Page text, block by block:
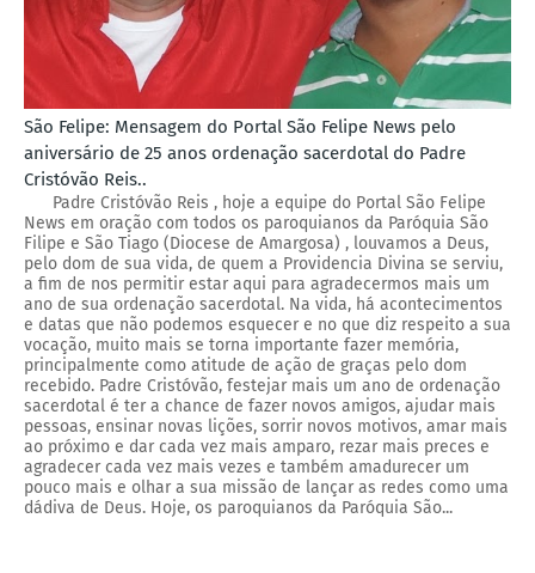
São Felipe: Mensagem do Portal São Felipe News pelo
aniversário de 25 anos ordenação sacerdotal do Padre
Cristóvão Reis..
Padre Cristóvão Reis , hoje a equipe do Portal São Felipe
News em oração com todos os paroquianos da Paróquia São
Filipe e São Tiago (Diocese de Amargosa) , louvamos a Deus,
pelo dom de sua vida, de quem a Providencia Divina se serviu,
a fim de nos permitir estar aqui para agradecermos mais um
ano de sua ordenação sacerdotal. Na vida, há acontecimentos
e datas que não podemos esquecer e no que diz respeito a sua
vocação, muito mais se torna importante fazer memória,
principalmente como atitude de ação de graças pelo dom
recebido. Padre Cristóvão, festejar mais um ano de ordenação
sacerdotal é ter a chance de fazer novos amigos, ajudar mais
pessoas, ensinar novas lições, sorrir novos motivos, amar mais
ao próximo e dar cada vez mais amparo, rezar mais preces e
agradecer cada vez mais vezes e também amadurecer um
pouco mais e olhar a sua missão de lançar as redes como uma
dádiva de Deus. Hoje, os paroquianos da Paróquia São...